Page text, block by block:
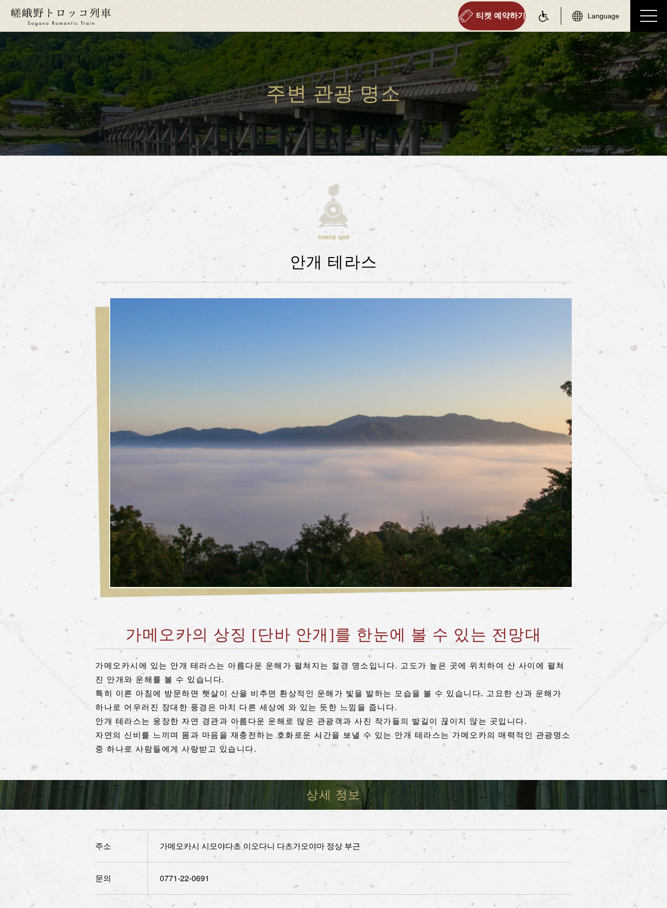
티켓 예약하기 Language
ride a Sagano Romantic Train
토롯코 승차
운행 스케줄 안내
시간표 안내
운임 및 승차권 안내
좌석 안내
about Sagano Romantic Train
사가노 토롯코에 대하여
사가노 토롯코 열차란
계절별 즐기는 법
투어 소개
자주 묻는 질문(FAQ)
공지
station information
각역 정보
각역 정보 리스트
토롯코 사가역
토롯코 아라시야마역
토롯코 호즈쿄역
tourist attractions
주변 관광 명소
주변 관광 명소 리스트
사가 에리어
아라시야마 에리어
주변 관광 명소
tourist spot
안개 테라스
가메오카의 상징 [단바 안개]를 한눈에 볼 수 있는 전망대
가메오카시에 있는 안개 테라스는 아름다운 운해가 펼쳐지는 절경 명소입니다. 고도가 높은 곳에 위치하여 산 사이에 펼쳐
진 안개와 운해를 볼 수 있습니다.
특히 이른 아침에 방문하면 햇살이 산을 비추면 환상적인 운해가 빛을 발하는 모습을 볼 수 있습니다. 고요한 산과 운해가
하나로 어우러진 장대한 풍경은 마치 다른 세상에 와 있는 듯한 느낌을 줍니다.
안개 테라스는 웅장한 자연 경관과 아름다운 운해로 많은 관광객과 사진 작가들의 발길이 끊이지 않는 곳입니다.
자연의 신비를 느끼며 몸과 마음을 재충전하는 호화로운 시간을 보낼 수 있는 안개 테라스는 가메오카의 매력적인 관광명소
중 하나로 사람들에게 사랑받고 있습니다.
상세 정보
주소 가메오카시 시모야다초 이오다니 다츠가오야마 정상 부근
문의 0771-22-0691